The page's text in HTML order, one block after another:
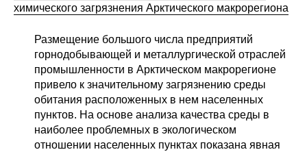
химического загрязнения Арктического макрорегиона
Размещение большого числа предприятий
горнодобывающей и металлургической отраслей
промышленности в Арктическом макрорегионе
привело к значительному загрязнению среды
обитания расположенных в нем населенных
пунктов. На основе анализа качества среды в
наиболее проблемных в экологическом
отношении населенных пунктах показана явная